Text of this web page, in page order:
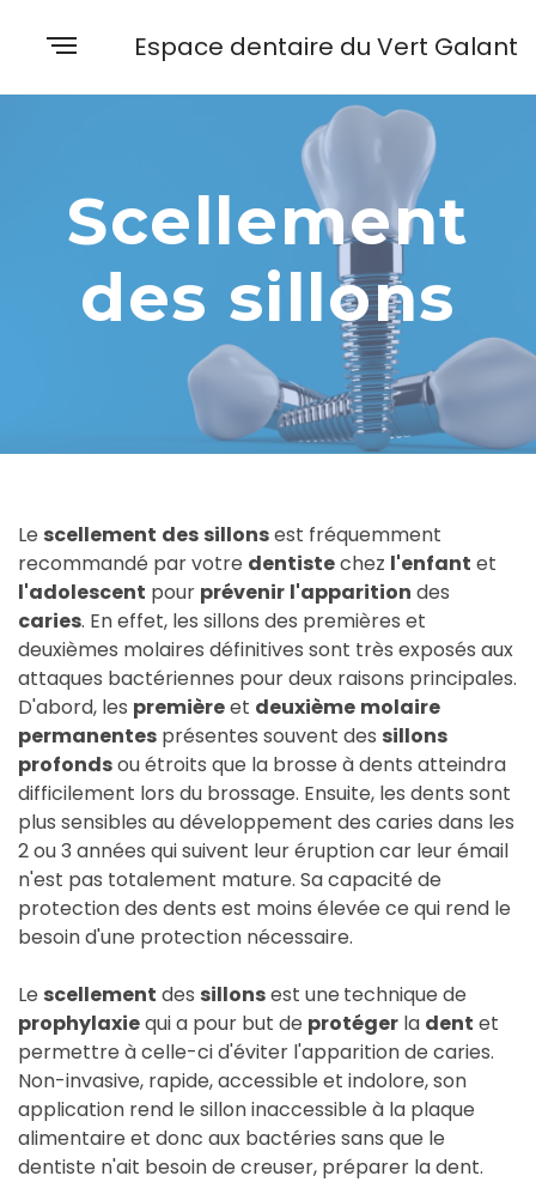
Espace dentaire du Vert Galant
Scellement
des sillons
Le scellement des sillonsest fréquemment
recommandé par votre dentistechez l'enfant et
l'adolescent pour prévenir l'apparition des
caries. En effet, les sillons des premières et
deuxièmes molaires définitives sont très exposés aux
attaques bactériennes pour deux raisons principales.
D'abord, les premièreet deuxième molaire
permanentes présentes souvent des sillons
profondsou étroits que la brosse à dents atteindra
difficilement lors du brossage. Ensuite, les dents sont
plus sensibles au développement des caries dans les
2 ou 3 années qui suivent leur éruption car leur émail
n'est pas totalement mature. Sa capacité de
protection des dents est moins élevée ce qui rend le
besoin d'une protection nécessaire.
Le scellement des sillonsest une technique de
prophylaxiequi a pour but de protéger la dent et
permettre à celle-ci d'éviter l'apparition de caries.
Non-invasive, rapide, accessible et indolore, son
application rend le sillon inaccessible à la plaque
alimentaire et donc aux bactéries sans que le
dentiste n'ait besoin de creuser, préparer la dent.